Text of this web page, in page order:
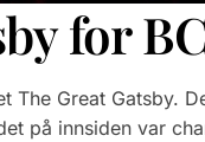
for
The Great Gatsby.
på innsiden var